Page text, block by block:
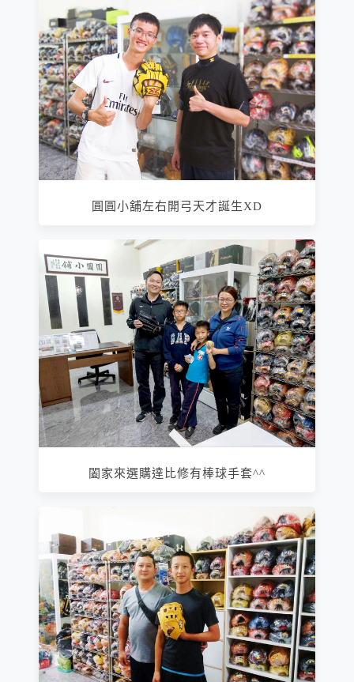
圓圓小舖左右開弓天才誕生XD
闔家來選購達比修有棒球手套^^